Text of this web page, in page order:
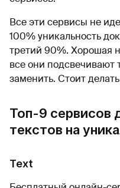
Все эти сервисы не
100% уникальность
третий 90%. Хорошая
все они подсвечивают
заменить. Стоит
Топ-9 сервисов
текстов на
Text